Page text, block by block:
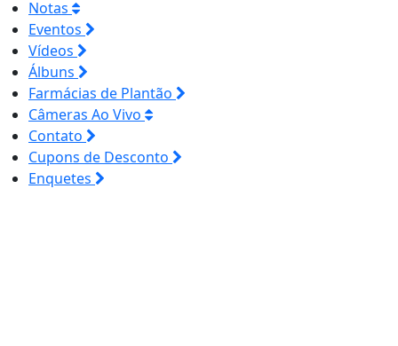
Notas
Eventos
Vídeos
Álbuns
Farmácias de Plantão
Câmeras Ao Vivo
Contato
Cupons de Desconto
Enquetes